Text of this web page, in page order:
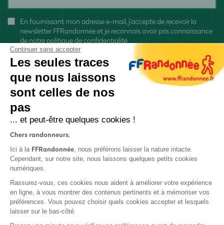
En fournissant mon adresse e-mail, j'accepte de recevoir la
newsletter FFRandonnée et je reconnais avoir pris connaissance
de notre politique de confidentialité
Protection des données
Politique de confidentialité
Continuer sans accepter
Les seules traces
que nous laissons
sont celles de nos
pas
... et peut-être quelques cookies !
Chers randonneurs,
Ici à la FFRandonnée, nous préférons laisser la nature intacte.
Cependant, sur notre site, nous laissons quelques petits cookies
numériques.
Rassurez-vous, ces cookies nous aident à améliorer votre expérience
en ligne, à vous montrer des contenus pertinents et à mémoriser vos
préférences. Vous pouvez choisir quels cookies accepter et lesquels
laisser sur le bas-côté.